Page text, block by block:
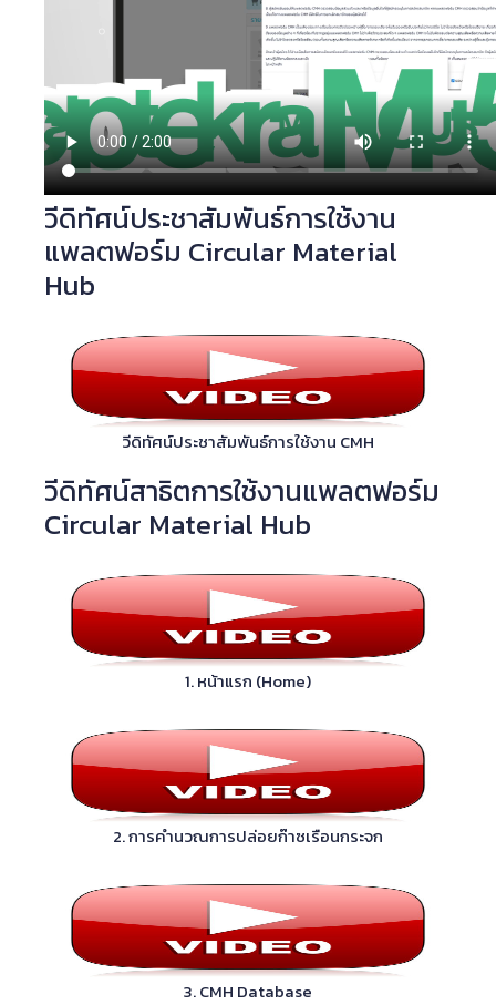
วีดิทัศน์ประชาสัมพันธ์การใช้งาน
แพลตฟอร์ม Circular Material
Hub
วีดิทัศน์ประชาสัมพันธ์การใช้งาน CMH
วีดิทัศน์สาธิตการใช้งานแพลตฟอร์ม
Circular Material Hub
1. หน้าแรก (Home)
2. การคำนวณการปล่อยก๊าซเรือนกระจก
3. CMH Database